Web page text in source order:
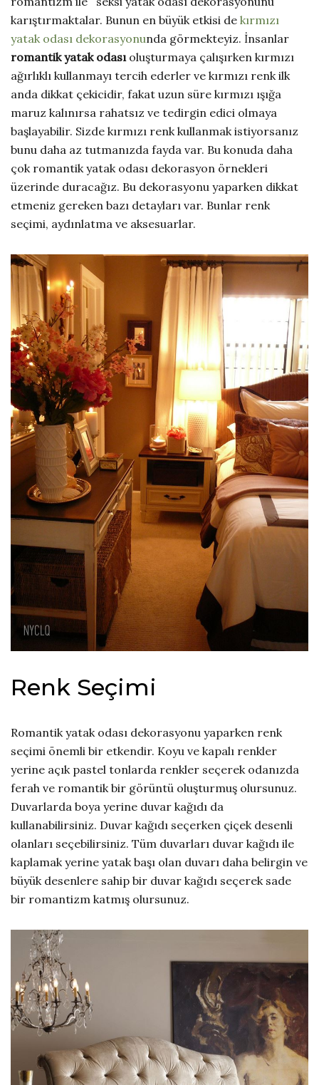
karıştırmaktalar. Bunun en büyük etkisi de kırmızı
yatak odası dekorasyonunda görmekteyiz. İnsanlar
romantik yatak odası oluşturmaya çalışırken kırmızı
ağırlıklı kullanmayı tercih ederler ve kırmızı renk ilk
anda dikkat çekicidir, fakat uzun süre kırmızı ışığa
maruz kalınırsa rahatsız ve tedirgin edici olmaya
başlayabilir. Sizde kırmızı renk kullanmak istiyorsanız
bunu daha az tutmanızda fayda var. Bu konuda daha
çok romantik yatak odası dekorasyon örnekleri
üzerinde duracağız. Bu dekorasyonu yaparken dikkat
etmeniz gereken bazı detayları var. Bunlar renk
seçimi, aydınlatma ve aksesuarlar.
Renk Seçimi
Romantik yatak odası dekorasyonu yaparken renk
seçimi önemli bir etkendir. Koyu ve kapalı renkler
yerine açık pastel tonlarda renkler seçerek odanızda
ferah ve romantik bir görüntü oluşturmuş olursunuz.
Duvarlarda boya yerine duvar kağıdı da
kullanabilirsiniz. Duvar kağıdı seçerken çiçek desenli
olanları seçebilirsiniz. Tüm duvarları duvar kağıdı ile
kaplamak yerine yatak başı olan duvarı daha belirgin ve
büyük desenlere sahip bir duvar kağıdı seçerek sade
bir romantizm katmış olursunuz.